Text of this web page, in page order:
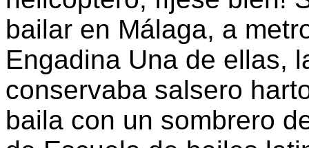
bailar en Málaga, a
Engadina Una de ellas,
conservaba salsero
baila con un sombrero